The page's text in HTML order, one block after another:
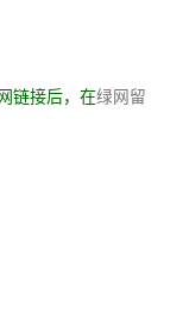
链接后，在绿网留